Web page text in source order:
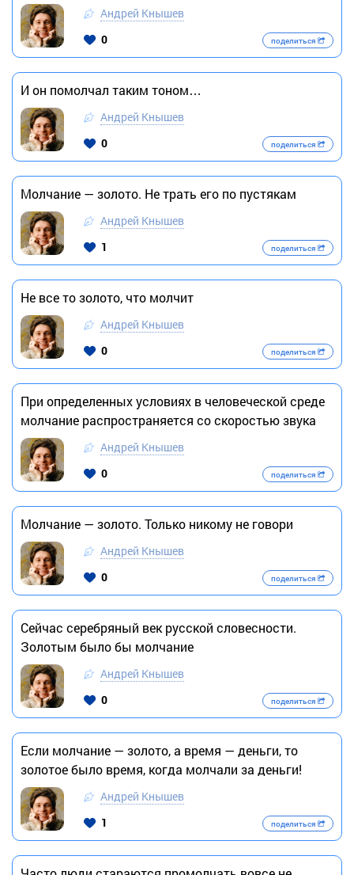
Андрей Кнышев
0
поделиться
И он помолчал таким тоном…
Андрей Кнышев
0
поделиться
Молчание — золото. Не трать его по пустякам
Андрей Кнышев
1
поделиться
Не все то золото, что молчит
Андрей Кнышев
0
поделиться
При определенных условиях в человеческой среде
молчание распространяется со скоростью звука
Андрей Кнышев
0
поделиться
Молчание — золото. Только никому не говори
Андрей Кнышев
0
поделиться
Сейчас серебряный век русской словесности.
Золотым было бы молчание
Андрей Кнышев
0
поделиться
Если молчание — золото, а время — деньги, то
золотое было время, когда молчали за деньги!
Андрей Кнышев
1
поделиться